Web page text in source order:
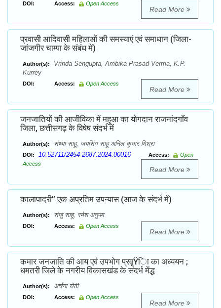
DOI: Access: Open Access
Read More
प्रवासी आदिवासी महिलाओं की समस्याएं एवं समाधान (जिला-
जांजगीर चाम्पा के संबंध में)
Author(s):
Vrinda Sengupta, Ambika Prasad Verma, K.P.
Kurrey
DOI: Access: Open Access
Read More
जनजातियों की आजीविका में महुआ का योगदान राजनांदगाँव
जिला, छत्तीसगढ़ के विषेष संदर्भ में
Author(s): संध्या साहू, जयसिंग साहू अनिल कुमार मिश्रा
DOI: 10.52711/2454-2687.2024.00016 Access:
Open
Access
Read More
कालापादरी’’ एक अप्रतिम उपन्यास (आज के संदर्भ में)
Author(s): संजु साहू, रमेश अनुपम
DOI: Access: Open Access
Read More
कमार जनजाति की आय एवं उपभोग प्रवृŸिा का अध्ययन ;
धमतरी जिले के नगरीय विकासखंड के संदर्भ मेंद्ध
Author(s): अर्चना सेठी
DOI: Access: Open Access
Read More